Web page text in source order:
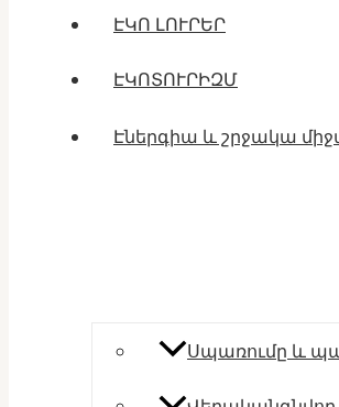
ԷԿՈ ԼՈՒՐԵՐ
ԷԿՈՏՈՒՐԻԶՄ
Էներգիա և շրջակա
Սպառումը և